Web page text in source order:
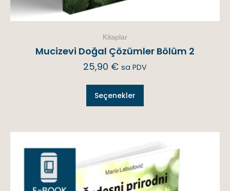
Kitaplar
Mucizevi Doğal Çözümler Bölüm 2
25,90 € sa PDV
Seçenekler